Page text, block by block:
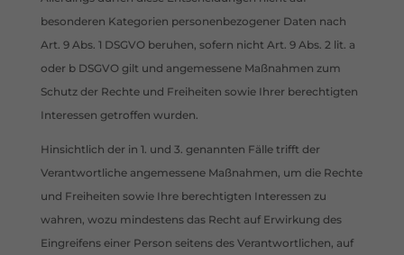
besonderen Kategorien personenbezogener Daten nach
Art. 9 Abs. 1 DSGVO beruhen, sofern nicht Art. 9 Abs. 2 lit. a
oder b DSGVO gilt und angemessene Maßnahmen zum
Schutz der Rechte und Freiheiten sowie Ihrer berechtigten
Interessen getroffen wurden.
Hinsichtlich der in 1. und 3. genannten Fälle trifft der
Verantwortliche angemessene Maßnahmen, um die Rechte
und Freiheiten sowie Ihre berechtigten Interessen zu
wahren, wozu mindestens das Recht auf Erwirkung des
Eingreifens einer Person seitens des Verantwortlichen, auf